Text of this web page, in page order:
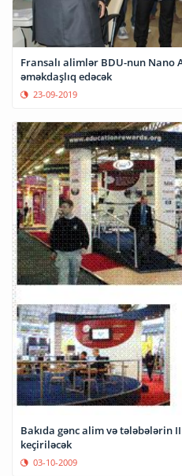
Fransalı alimlər BDU-nun Nano
əməkdaşlıq edəcək
23-09-2019
Bakıda gənc alim və tələbələrin
keçiriləcək
03-10-2009